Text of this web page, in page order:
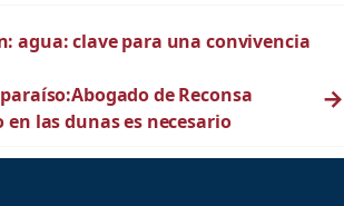
agua: clave para una convivencia
de Reconsa
en las dunas es necesario
→